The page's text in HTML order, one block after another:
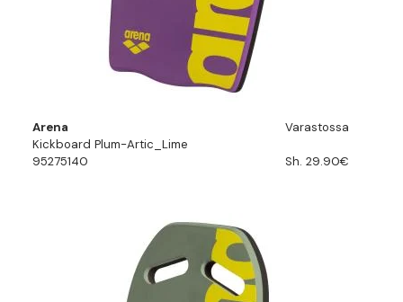
Arena
Varastossa
Kickboard Plum-Artic_Lime
95275140
Sh. 29.90€